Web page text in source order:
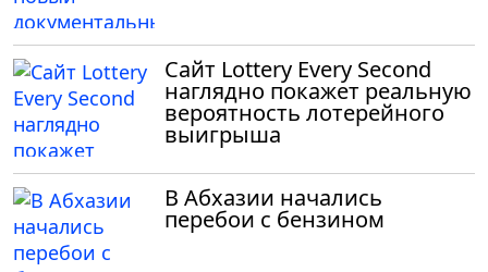
Сайт Lottery Every Second
наглядно покажет реальную
вероятность лотерейного
выигрыша
В Абхазии начались
перебои с бензином